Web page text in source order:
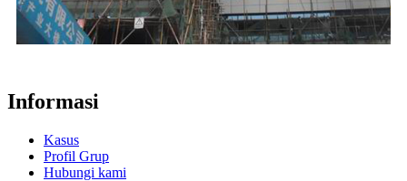
Informasi
Kasus
Profil Grup
Hubungi kami